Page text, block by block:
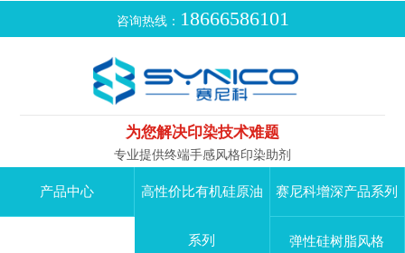
咨询热线： 18666586101
为您解决印染技术难题
专业提供终端手感风格印染助剂
产品中心 高性价比有机硅原油
系列
赛尼科增深产品系列
弹性硅树脂风格